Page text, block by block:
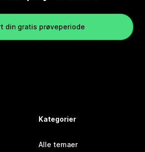
din gratis prøveperiode
Kategorier
Alle temaer